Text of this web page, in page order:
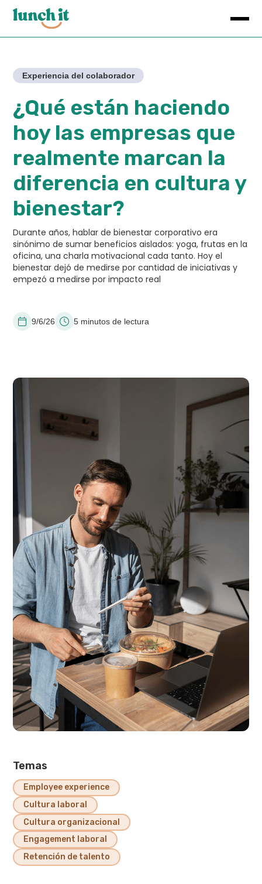
Experiencia del colaborador
¿Qué están haciendo
hoy las empresas que
realmente marcan la
diferencia en cultura y
bienestar?
Durante años, hablar de bienestar corporativo era
sinónimo de sumar beneficios aislados: yoga, frutas en la
oficina, una charla motivacional cada tanto. Hoy el
bienestar dejó de medirse por cantidad de iniciativas y
empezó a medirse por impacto real
9/6/26 5 minutos de lectura
Temas
Employee experience
Cultura laboral
Cultura organizacional
Engagement laboral
Retención de talento